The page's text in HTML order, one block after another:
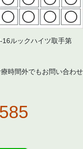
ルックハイツ取手第
時間外でもお問い合わせ